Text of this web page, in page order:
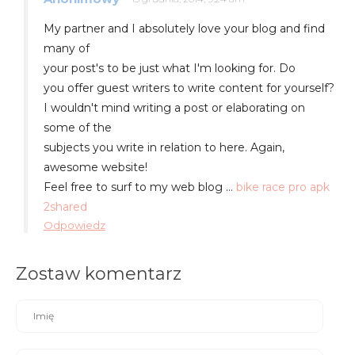
My partner and I absolutely love your blog and find
many of
your post's to be just what I'm looking for. Do
you offer guest writers to write content for yourself?
I wouldn't mind writing a post or elaborating on
some of the
subjects you write in relation to here. Again,
awesome website!
Feel free to surf to my web blog … bike race pro apk
2shared
Odpowiedz
Zostaw komentarz